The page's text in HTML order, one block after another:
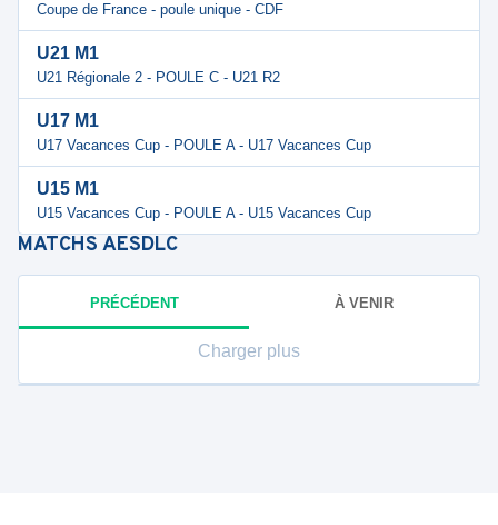
Coupe de France - poule unique - CDF
U21 M1
U21 Régionale 2 - POULE C - U21 R2
U17 M1
U17 Vacances Cup - POULE A - U17 Vacances Cup
U15 M1
U15 Vacances Cup - POULE A - U15 Vacances Cup
MATCHS AESDLC
PRÉCÉDENT À VENIR
Charger plus